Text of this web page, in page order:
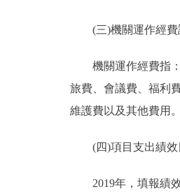
(三)機關運作經費
機關運作經費指：
旅費、會議費、福利
維護費以及其他費用。
(四)項目支出績效
2019年，填報績效